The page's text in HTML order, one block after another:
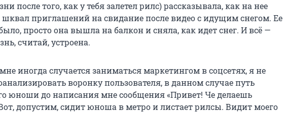
после того, как у тебя залетел рилс) рассказывала, как на нее
приглашений на свидание после видео с идущим снегом. Ее
просто она вышла на балкон и сняла, как идет снег. И всё —
считай, устроена.
иногда случается заниматься маркетингом в соцсетях, я не
воронку пользователя, в данном случае путь
юноши до написания мне сообщения «Привет! Че делаешь
допустим, сидит юноша в метро и листает рилсы. Видит моего